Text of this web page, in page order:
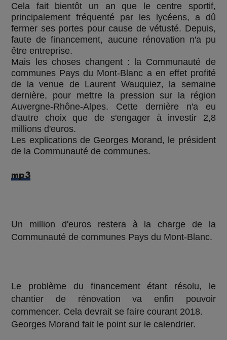
Cela fait bientôt un an que le centre sportif,
principalement fréquenté par les lycéens, a dû
fermer ses portes pour cause de vétusté. Depuis,
faute de financement, aucune rénovation n'a pu
être entreprise.
Mais les choses changent : la Communauté de
communes Pays du Mont-Blanc a en effet profité
de la venue de Laurent Wauquiez, la semaine
dernière, pour mettre la pression sur la région
Auvergne-Rhône-Alpes. Cette dernière n'a eu
d'autre choix que de s'engager à investir 2,8
millions d'euros.
Les explications de Georges Morand, le président
de la Communauté de communes.
mp3
Un million d'euros restera à la charge de la
Communauté de communes Pays du Mont-Blanc.
Le problème du financement étant résolu, le
chantier de rénovation va enfin pouvoir
commencer. Cela devrait se faire courant 2018.
Georges Morand fait le point sur le calendrier.